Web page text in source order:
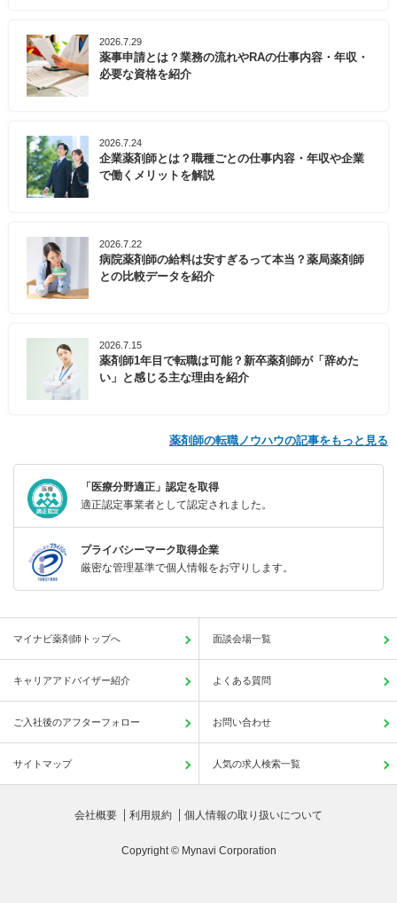
2026.7.29
薬事申請とは？業務の流れやRAの仕事内容・年収・
必要な資格を紹介
2026.7.24
企業薬剤師とは？職種ごとの仕事内容・年収や企業
で働くメリットを解説
2026.7.22
病院薬剤師の給料は安すぎるって本当？薬局薬剤師
との比較データを紹介
2026.7.15
薬剤師1年目で転職は可能？新卒薬剤師が「辞めた
い」と感じる主な理由を紹介
薬剤師の転職ノウハウの記事をもっと見る
「医療分野適正」認定を取得
適正認定事業者として認定されました。
プライバシーマーク取得企業
厳密な管理基準で個人情報をお守りします。
マイナビ薬剤師トップへ 面談会場一覧
キャリアアドバイザー紹介 よくある質問
ご入社後のアフターフォロー お問い合わせ
サイトマップ 人気の求人検索一覧
会社概要 利用規約 個人情報の取り扱いについて
Copyright © Mynavi Corporation